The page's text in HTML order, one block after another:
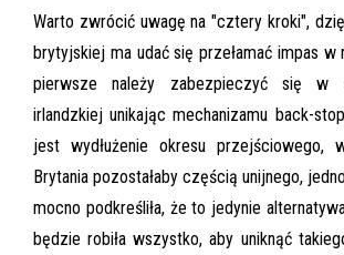
Warto zwrócić uwagę na "cztery kroki",
brytyjskiej ma udać się przełamać impas w
pierwsze należy zabezpieczyć się w
irlandzkiej unikając mechanizamu back-
jest wydłużenie okresu przejściowego,
Brytania pozostałaby częścią unijnego,
mocno podkreśliła, że to jedynie
będzie robiła wszystko, aby uniknąć